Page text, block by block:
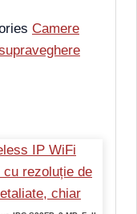
Camere